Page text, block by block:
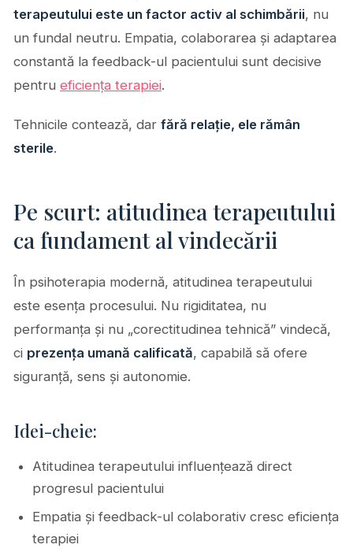
terapeutului este un factor activ al schimbării, nu
un fundal neutru. Empatia, colaborarea și adaptarea
constantă la feedback-ul pacientului sunt decisive
pentru eficiența terapiei.
Tehnicile contează, dar fără relație, ele rămân
sterile.
Pe scurt: atitudinea terapeutului
ca fundament al vindecării
În psihoterapia modernă, atitudinea terapeutului
este esența procesului. Nu rigiditatea, nu
performanța și nu „corectitudinea tehnică” vindecă,
ci prezența umană calificată, capabilă să ofere
siguranță, sens și autonomie.
Idei-cheie:
Atitudinea terapeutului influențează direct
progresul pacientului
Empatia și feedback-ul colaborativ cresc eficiența
terapiei